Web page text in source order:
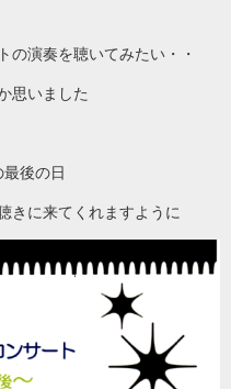
の演奏を聴いてみたい・・
思いました
後の日
きに来てくれますように